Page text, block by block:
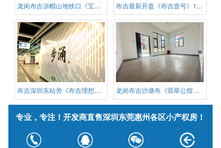
龙岗布吉凉帽山地铁口《宝悦花园 布吉最新开盘《布吉壹号》17号线
布吉深圳东站旁《布吉理想城》精 龙岗布吉沙塘布《翡翠公馆》地铁
专业，专注！开发商直售深圳东莞惠州各区小产权房！
版权信息：深圳小产权信息网 版权所有